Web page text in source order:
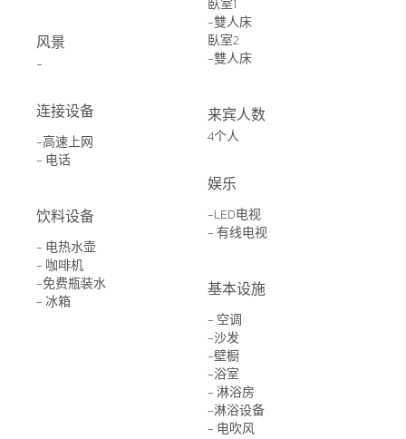
风景
-
连接设备
-高速上网
- 电话
饮料设备
- 电热水壶
- 咖啡机
-免费瓶装水
- 冰箱
臥室1
-雙人床
臥室2
-雙人床
来宾人数
4个人
娱乐
-LED电视
- 有线电视
基本设施
- 空调
-沙发
-壁橱
-浴室
- 淋浴房
-淋浴设备
- 电吹风